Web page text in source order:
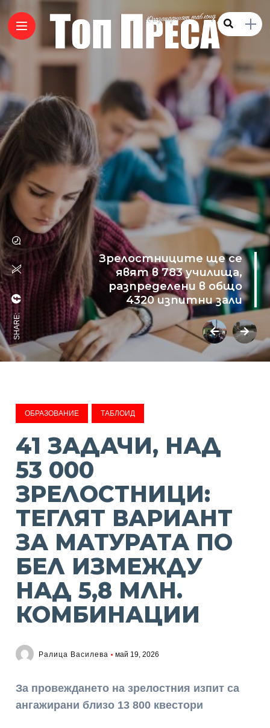
Зрелостниците ще се
явят в 783 училища,
разпределени в общо
4320 изпитни зали
SHARE:
ОБРАЗОВАНИЕ ТАБЛОИД
41 ЗАДАЧИ, НАД
53 000
ЗРЕЛОСТНИЦИ:
ТЕГЛЯТ ВАРИАНТ
ЗА МАТУРАТА ПО
БЕЛ ИЗМЕЖДУ
НАД 5,8 МЛН.
КОМБИНАЦИИ
Ралица Василева май 19, 2026
За провеждането на зрелостния изпит са
ангажирани близо 13 800 квестори